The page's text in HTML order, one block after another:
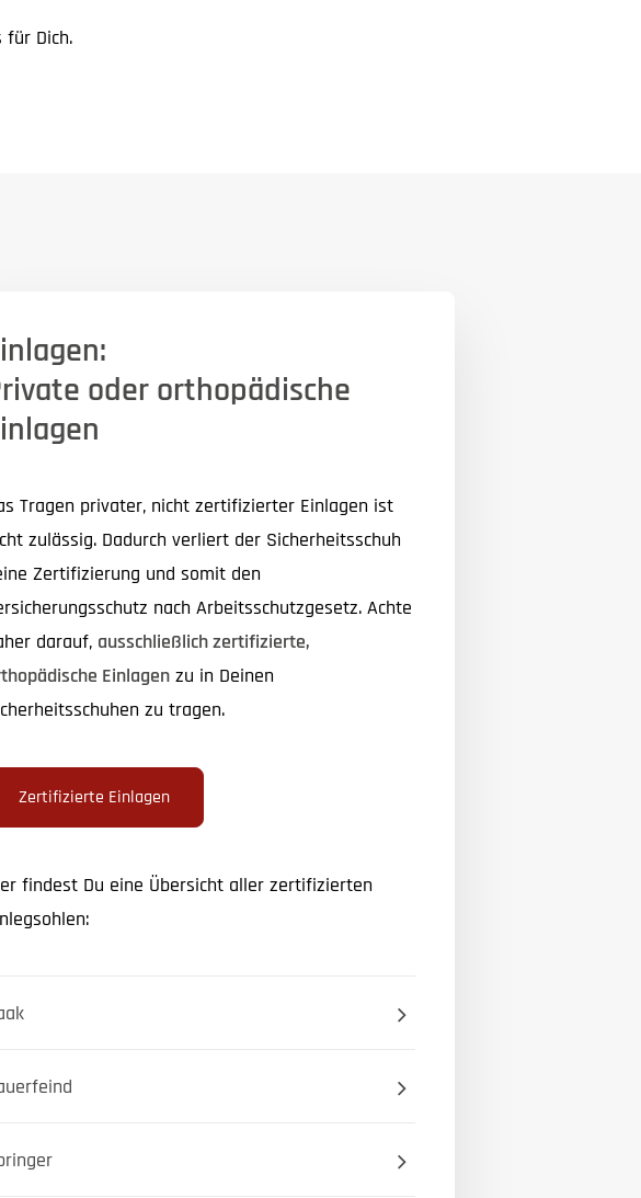
Dich.
oder orthopädische
Tragen privater, nicht zertifizierter Einlagen ist
zulässig. Dadurch verliert der Sicherheitsschuh
Zertifizierung und somit den
nach Arbeitsschutzgesetz. Achte
darauf, ausschließlich zertifizierte,
Einlagenzu in Deinen
zu tragen.
Zertifizierte Einlagen
findest Du eine Übersicht aller zertifizierten